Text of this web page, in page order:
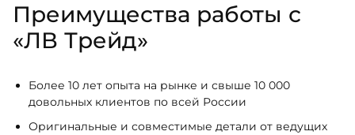
Преимущества работы с
«ЛВ Трейд»
Более 10 лет опыта на рынке и свыше 10 000
довольных клиентов по всей России
Оригинальные и совместимые детали от ведущих